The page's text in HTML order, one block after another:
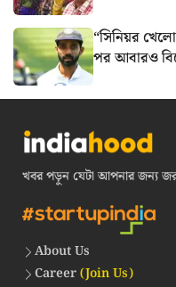
“সিনিয়র
পর আবারও
খবর পড়ুন যেটা আপনার জন্য
About Us
Career(Join Us)